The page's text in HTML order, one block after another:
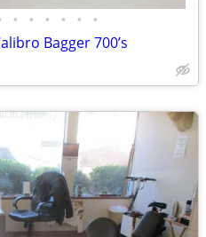
• • • • • •
Bagger 700’s